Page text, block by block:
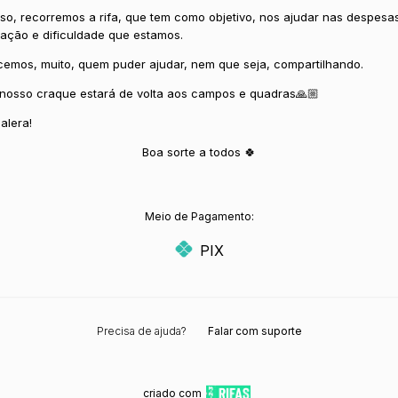
recorremos a rifa, que tem como objetivo, nos ajudar nas
e dificuldade que estamos.
muito, quem puder ajudar, nem que seja, compartilhando.
craque estará de volta aos campos e quadras🙏🏼
Boa sorte a todos 🍀
Meio de Pagamento:
PIX
Precisa de ajuda? Falar com suporte
criado com